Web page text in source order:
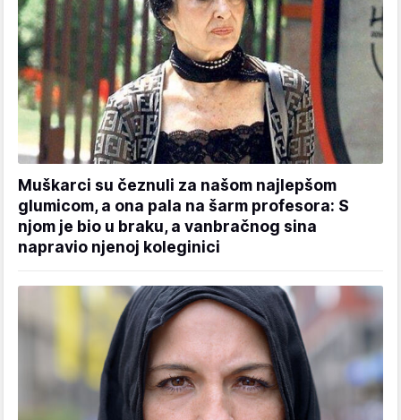
Muškarci su čeznuli za našom najlepšom
glumicom, a ona pala na šarm profesora: S
njom je bio u braku, a vanbračnog sina
napravio njenoj koleginici